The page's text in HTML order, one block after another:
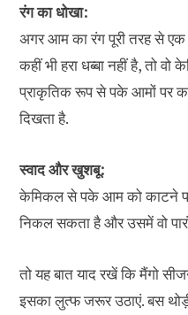
रंग का धोखा:
अगर आम का रंग पूरी तरह से
कहीं भी हरा धब्बा नहीं है, तो
प्राकृतिक रूप से पके आमों पर
दिखता है.
स्वाद और खुशबू:
केमिकल से पके आम को काटने
निकल सकता है और उसमें वो
तो यह बात याद रखें कि मैंगो
इसका लुत्फ जरूर उठाएं. बस